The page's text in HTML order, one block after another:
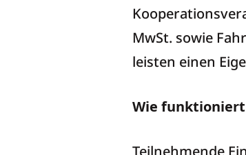
MwSt. sowie
leisten einen
Wie